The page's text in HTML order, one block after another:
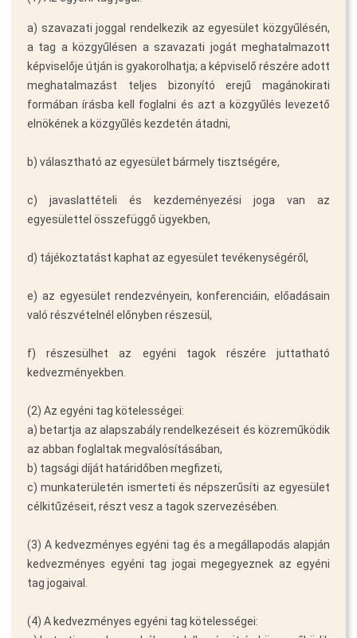
a) szavazati joggal rendelkezik az egyesület közgyűlésén,
a tag a közgyűlésen a szavazati jogát meghatalmazott
képviselője útján is gyakorolhatja; a képviselő részére adott
meghatalmazást teljes bizonyító erejű magánokirati
formában írásba kell foglalni és azt a közgyűlés levezető
elnökének a közgyűlés kezdetén átadni,
b) választható az egyesület bármely tisztségére,
c) javaslattételi és kezdeményezési joga van az
egyesülettel összefüggő ügyekben,
d) tájékoztatást kaphat az egyesület tevékenységéről,
e) az egyesület rendezvényein, konferenciáin, előadásain
való részvételnél előnyben részesül,
f) részesülhet az egyéni tagok részére juttatható
kedvezményekben.
(2) Az egyéni tag kötelességei:
a) betartja az alapszabály rendelkezéseit és közreműködik
az abban foglaltak megvalósításában,
b) tagsági díját határidőben megfizeti,
c) munkaterületén ismerteti és népszerűsíti az egyesület
célkitűzéseit, részt vesz a tagok szervezésében.
(3) A kedvezményes egyéni tag és a megállapodás alapján
kedvezményes egyéni tag jogai megegyeznek az egyéni
tag jogaival.
(4) A kedvezményes egyéni tag kötelességei: